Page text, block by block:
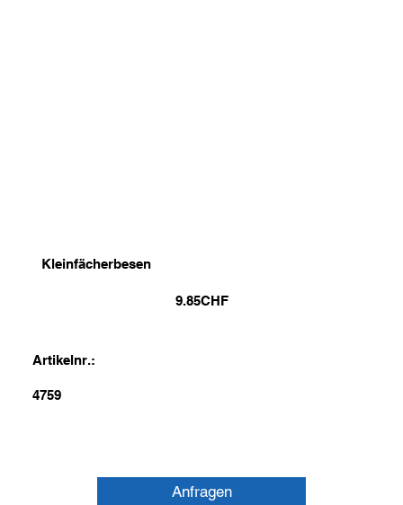
Kleinfächerbesen
9.85CHF
Artikelnr.:
4759
Anfragen